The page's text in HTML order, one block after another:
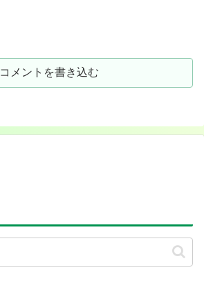
コメントを書き込む